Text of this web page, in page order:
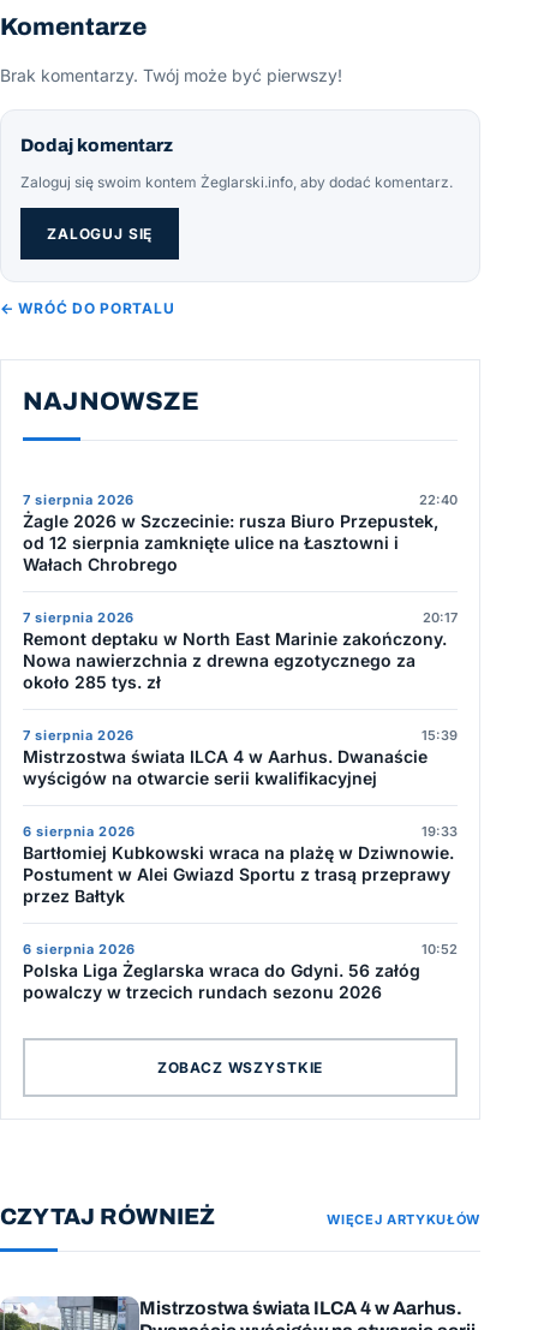
Komentarze
Brak komentarzy. Twój może być pierwszy!
Dodaj komentarz
Zaloguj się swoim kontem Żeglarski.info, aby dodać komentarz.
ZALOGUJ SIĘ
← WRÓĆ DO PORTALU
NAJNOWSZE
7 sierpnia 2026 22:40
Żagle 2026 w Szczecinie: rusza Biuro Przepustek,
od 12 sierpnia zamknięte ulice na Łasztowni i
Wałach Chrobrego
7 sierpnia 2026 20:17
Remont deptaku w North East Marinie zakończony.
Nowa nawierzchnia z drewna egzotycznego za
około 285 tys. zł
7 sierpnia 2026 15:39
Mistrzostwa świata ILCA 4 w Aarhus. Dwanaście
wyścigów na otwarcie serii kwalifikacyjnej
6 sierpnia 2026 19:33
Bartłomiej Kubkowski wraca na plażę w Dziwnowie.
Postument w Alei Gwiazd Sportu z trasą przeprawy
przez Bałtyk
6 sierpnia 2026 10:52
Polska Liga Żeglarska wraca do Gdyni. 56 załóg
powalczy w trzecich rundach sezonu 2026
ZOBACZ WSZYSTKIE
CZYTAJ RÓWNIEŻ WIĘCEJ ARTYKUŁÓW
Mistrzostwa świata ILCA 4 w Aarhus.